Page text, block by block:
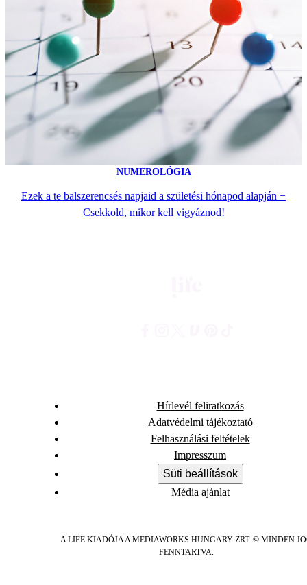
NUMEROLÓGIA
Ezek a te balszerencsés napjaid a születési hónapod alapján −
Csekkold, mikor kell vigyáznod!
Hírlevél feliratkozás
Adatvédelmi tájékoztató
Felhasználási feltételek
Impresszum
Süti beállítások
Média ajánlat
A LIFE KIADÓJA A MEDIAWORKS HUNGARY ZRT. © MINDEN
FENNTARTVA.